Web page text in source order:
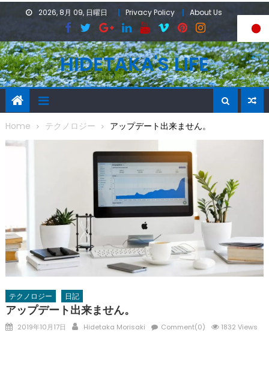
2026, 8月 09, 日曜日 Privacy Policy About Us
HIDETAKA'S LIFE
Home テクノロジー アップデート出来ません。
テクノロジー 日記
アップデート出来ません。
Posted
2019年10月17日 Author
Hidetaka Morisaki Comment(0) 1832 Views